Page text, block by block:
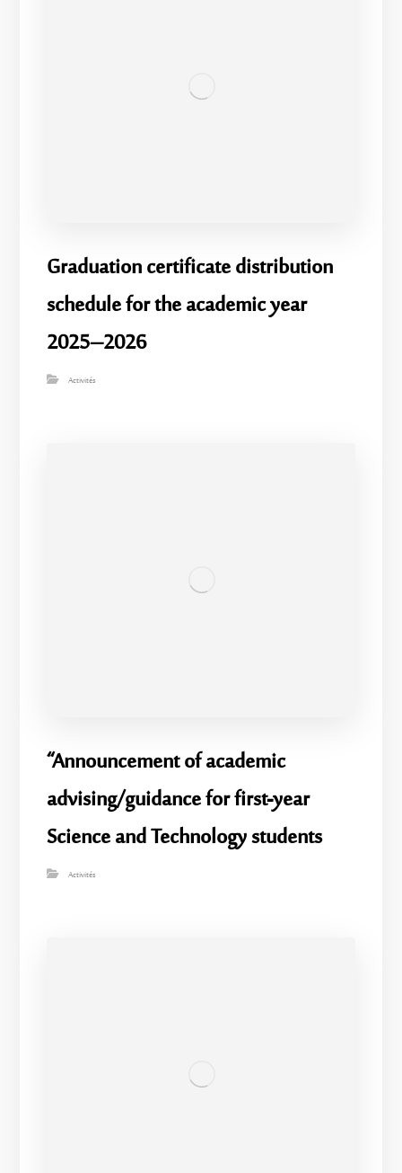
Graduation certificate distribution
schedule for the academic year
2025–2026
Activités
“Announcement of academic
advising/guidance for first-year
Science and Technology students
Activités